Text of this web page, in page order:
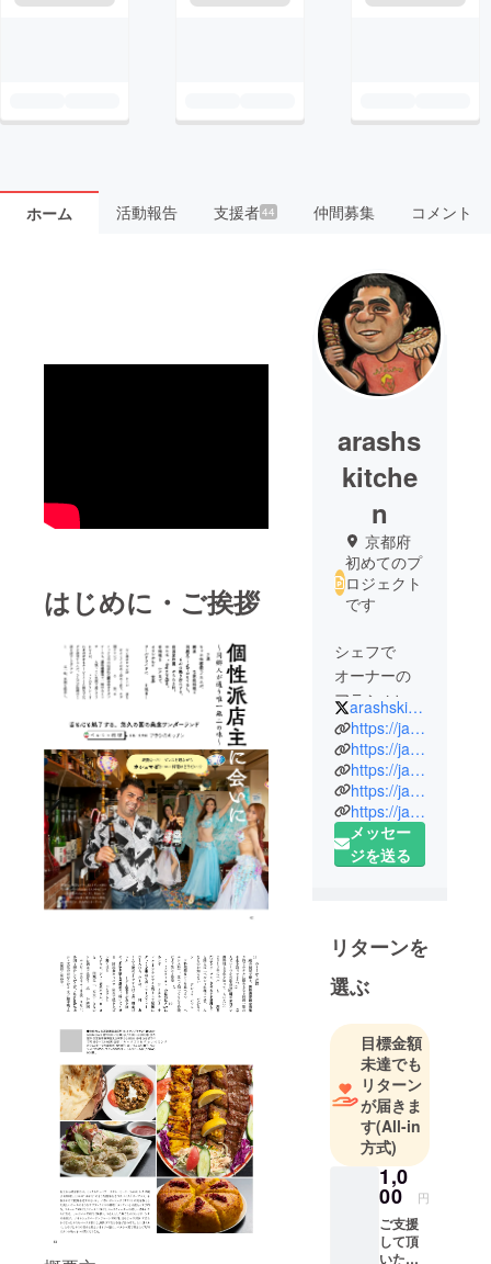
ホーム 活動報告 支援者44 仲間募集 コメント
はじめに・ご挨拶
arashs
kitche
n
京都府
初めてのプ
ロジェクト
です
シェフで
オーナーの
アラシ ソダ
ギャランの
経歴
イラン出
身。 10代の
頃、まだ勉
強中だった
間でシェフ
アシスタン
トとして働
た。 私はイ
ランの首都
テヘランの
いくつかの
有名なレス
トランで働
いた経験が
あります。
学校を修了
し、国際調
arashskitchen
https://ja.arashskitchen.net/
https://ja.arashskitchen.net/
https://ja.arashskitchen.net/
https://ja.arashskitchen.net/
https://ja.arashskitchen.net/
メッセー
ジを送る
リターンを
選ぶ
目標金額
未達でも
リターン
が届きま
す(All-in
方式)
1,0
00 円
ご支援
して頂
いたお